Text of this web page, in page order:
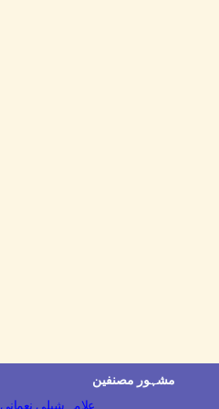
مشہور مصنفین
Allama Shibli Nomani | علامہ شبلی نعمانی